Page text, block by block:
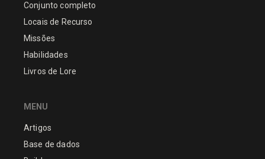
Conjunto completo
Locais de Recurso
Missões
Habilidades
Livros de Lore
MENU
Artigos
Base de dados